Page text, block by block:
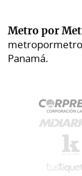
Metro por
Panamá.